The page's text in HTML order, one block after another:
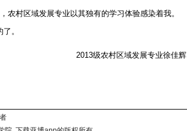
农村区域发展专业以其独有的学习体验感染着我。
。
2013级农村区域发展专业徐佳辉